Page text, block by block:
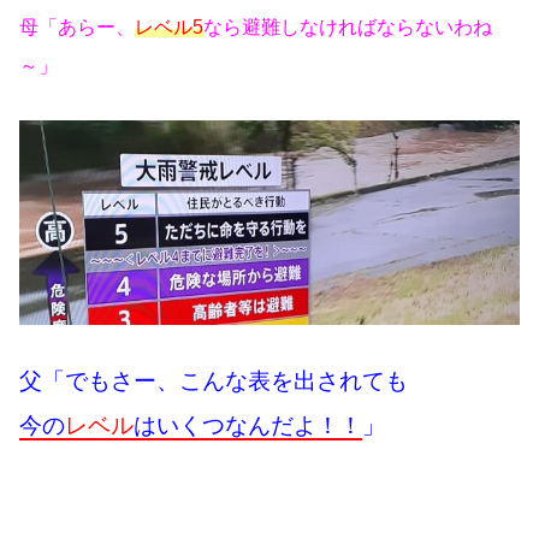
母「あらー、 レベル5なら避難しなければならないわね
～」
父「でもさー、こんな表を出されても
今のレベルはいくつなんだよ！！ 」